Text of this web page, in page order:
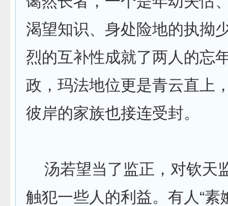
渴望知识、身处险地的执拗
烈的互补性成就了两人的忘
政，玛法地位更是青云直上
彼岸的家族也接连受封。
汤若望当了监正，对钦天
触犯一些人的利益。有人“素